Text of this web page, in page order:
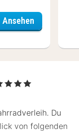
Ansehen
Sterne
Du
von folgenden